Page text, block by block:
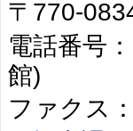
〒770-
電話番号
館)
ファクス